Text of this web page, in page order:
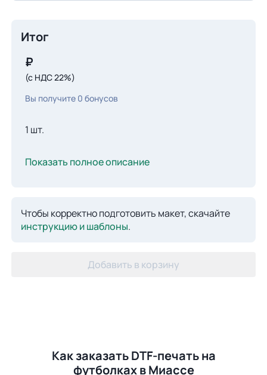
Итог
₽
(с НДС 22%)
Вы получите 0 бонусов
1 шт.
Показать полное описание
Чтобы корректно подготовить макет, скачайте
инструкцию и шаблоны.
Добавить в корзину
Как заказать DTF-печать на
футболках в Миассе